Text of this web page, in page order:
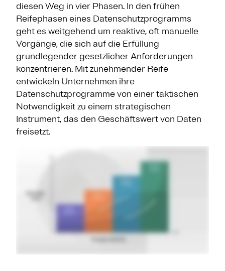
diesen Weg in vier Phasen. In den frühen
Reifephasen eines Datenschutzprogramms
geht es weitgehend um reaktive, oft manuelle
Vorgänge, die sich auf die Erfüllung
grundlegender gesetzlicher Anforderungen
konzentrieren. Mit zunehmender Reife
entwickeln Unternehmen ihre
Datenschutzprogramme von einer taktischen
Notwendigkeit zu einem strategischen
Instrument, das den Geschäftswert von Daten
freisetzt.